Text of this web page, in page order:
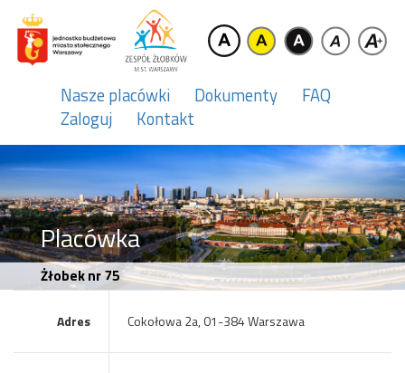
Nasze placówki Dokumenty
FAQ
Zaloguj
Kontakt
Placówka
Żłobek nr 75
Adres Cokołowa 2a, 01-384 Warszawa